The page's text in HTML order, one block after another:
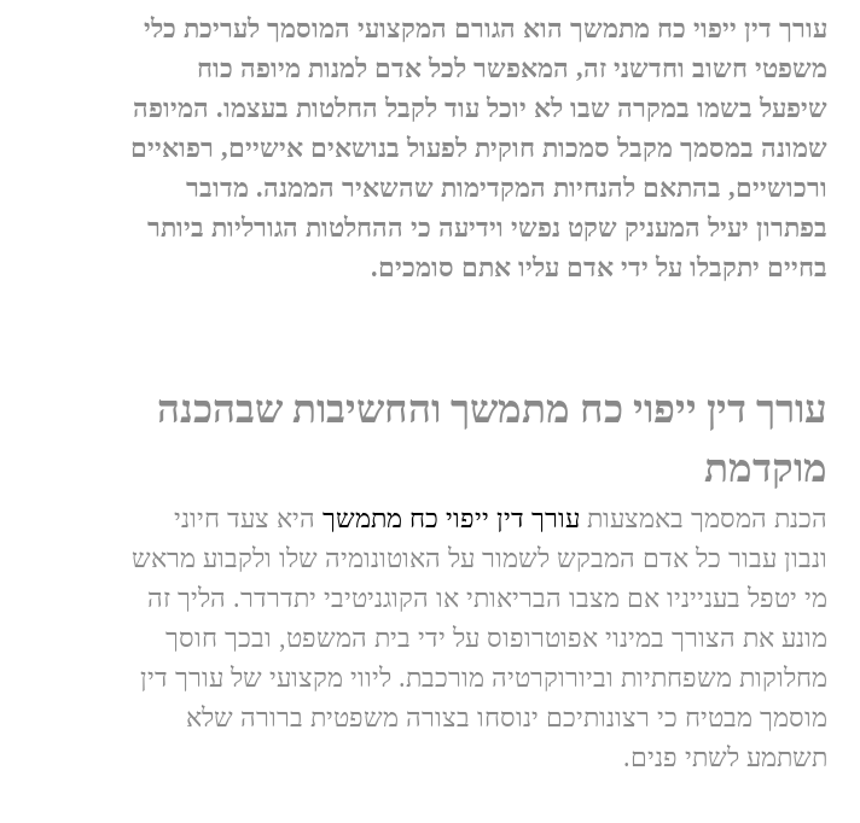
עורך דין ייפוי כח מתמשך הוא הגורם המקצועי המוסמך לעריכת כלי
משפטי חשוב וחדשני זה, המאפשר לכל אדם למנות מיופה כוח
שיפעל בשמו במקרה שבו לא יוכל עוד לקבל החלטות בעצמו. המיופה
שמונה במסמך מקבל סמכות חוקית לפעול בנושאים אישיים, רפואיים
ורכושיים, בהתאם להנחיות המקדימות שהשאיר הממנה. מדובר
בפתרון יעיל המעניק שקט נפשי וידיעה כי ההחלטות הגורליות ביותר
בחיים יתקבלו על ידי אדם עליו אתם סומכים.
עורך דין ייפוי כח מתמשך והחשיבות שבהכנה
מוקדמת
הכנת המסמך באמצעות עורך דין ייפוי כח מתמשךהיא צעד חיוני
ונבון עבור כל אדם המבקש לשמור על האוטונומיה שלו ולקבוע מראש
מי יטפל בענייניו אם מצבו הבריאותי או הקוגניטיבי יתדרדר. הליך זה
מונע את הצורך במינוי אפוטרופוס על ידי בית המשפט, ובכך חוסך
מחלוקות משפחתיות וביורוקרטיה מורכבת. ליווי מקצועי של עורך דין
מוסמך מבטיח כי רצונותיכם ינוסחו בצורה משפטית ברורה שלא
תשתמע לשתי פנים.